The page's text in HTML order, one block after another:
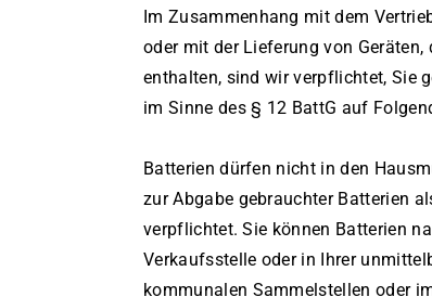
Im Zusammenhang mit dem
oder mit der Lieferung von Geräten,
enthalten, sind wir verpflichtet, Sie
im Sinne des § 12 BattG auf
Batterien dürfen nicht in den
zur Abgabe gebrauchter Batterien
verpflichtet. Sie können Batterien
Verkaufsstelle oder in Ihrer
kommunalen Sammelstellen oder